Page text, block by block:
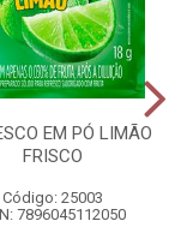
EM PÓ LIMÃO
FRISCO
Código: 25003
7896045112050